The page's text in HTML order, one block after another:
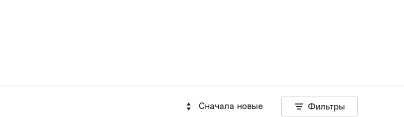
Сначала новые Фильтры